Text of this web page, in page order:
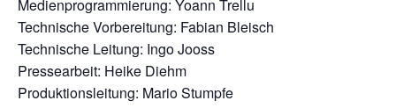
Medienprogrammierung: Yoann Trellu
Technische Vorbereitung: Fabian Bleisch
Technische Leitung: Ingo Jooss
Pressearbeit: Heike Diehm
Produktionsleitung: Mario Stumpfe